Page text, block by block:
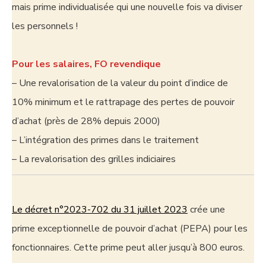
mais prime individualisée qui une nouvelle fois va diviser
les personnels !
Pour les salaires, FO revendique
– Une revalorisation de la valeur du point d’indice de
10% minimum et le rattrapage des pertes de pouvoir
d’achat (près de 28% depuis 2000)
– L’intégration des primes dans le traitement
– La revalorisation des grilles indiciaires
Le décret n°2023-702 du 31 juillet 2023 crée une
prime exceptionnelle de pouvoir d’achat (PEPA) pour les
fonctionnaires. Cette prime peut aller jusqu’à 800 euros.